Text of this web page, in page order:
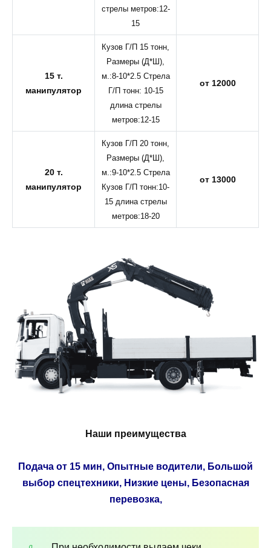
стрелы метров:12-
15
15 т.
манипулятор
Кузов Г/П 15 тонн,
Размеры (Д*Ш),
м.:8-10*2.5 Стрела
Г/П тонн: 10-15
длина стрелы
метров:12-15
от 12000
20 т.
манипулятор
Кузов Г/П 20 тонн,
Размеры (Д*Ш),
м.:9-10*2.5 Стрела
Кузов Г/П тонн:10-
15 длина стрелы
метров:18-20
от 13000
Наши преимущества
Подача от 15 мин, Опытные водители, Большой
выбор спецтехники, Низкие цены, Безопасная
перевозка,